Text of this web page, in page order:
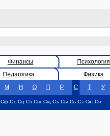
Финансы Психология
Педагогика Физика
М Н О П Р С Т У
Сф Сх Сц Сч Сш Сщ Съ Сы Сь Сэ Сю Ся